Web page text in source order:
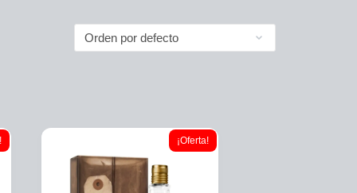
¡Oferta!